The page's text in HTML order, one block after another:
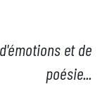
et de
poésie...